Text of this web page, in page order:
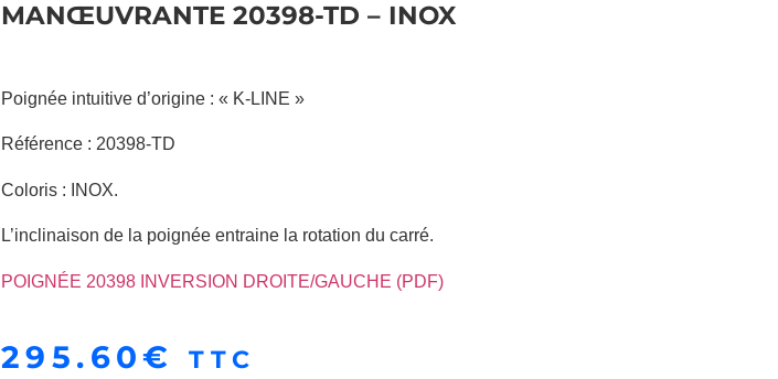
MANŒUVRANTE 20398-TD – INOX
Poignée intuitive d’origine : « K-LINE »
Référence : 20398-TD
Coloris : INOX.
L’inclinaison de la poignée entraine la rotation du carré.
POIGNÉE 20398 INVERSION DROITE/GAUCHE (PDF)
295.60€ TTC